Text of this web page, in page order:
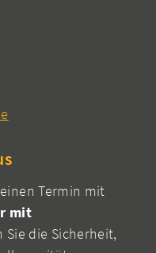
Termin mit
mit
Sie die Sicherheit,